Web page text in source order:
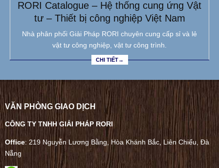
RORI Catalogue – Hệ thống cung ứng Vật
tư – Thiết bị công nghiệp Việt Nam
Nhà phân phối Giải Pháp RORI chuyên cung cấp sỉ và lẻ
vật tư công nghiệp, vật tư công trình.
CHI TIẾT→
VĂN PHÒNG GIAO DỊCH
CÔNG TY TNHH GIẢI PHÁP RORI
Office: 219 Nguyễn Lương Bằng, Hòa Khánh Bắc, Liên Chiểu, Đà
Nẵng